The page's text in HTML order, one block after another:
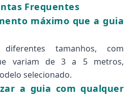
Frequentes
máximo que a guia
tamanhos, com
variam de 3 a 5 metros,
selecionado.
a guia com qualquer